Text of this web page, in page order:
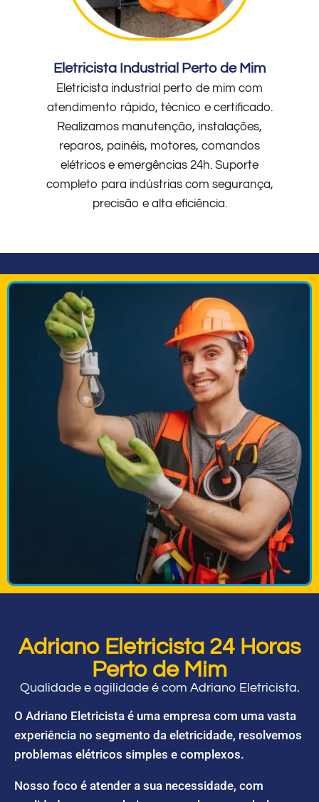
Eletricista Industrial Perto de Mim
Eletricista industrial perto de mim com
atendimento rápido, técnico e certificado.
Realizamos manutenção, instalações,
reparos, painéis, motores, comandos
elétricos e emergências 24h. Suporte
completo para indústrias com segurança,
precisão e alta eficiência.
Adriano Eletricista 24 Horas
Perto de Mim
Qualidade e agilidade é com Adriano Eletricista.
O Adriano Eletricista é uma empresa com uma vasta
experiência no segmento da eletricidade, resolvemos
problemas elétricos simples e complexos.
Nosso foco é atender a sua necessidade, com